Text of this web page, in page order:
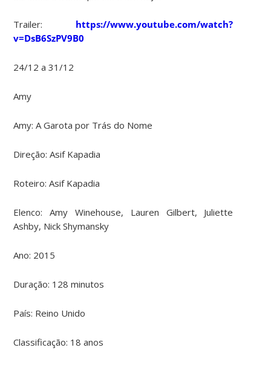
Trailer: https://www.youtube.com/watch?
v=DsB6SzPV9B0
24/12 a 31/12
Amy
Amy: A Garota por Trás do Nome
Direção: Asif Kapadia
Roteiro: Asif Kapadia
Elenco:
Amy Winehouse, Lauren Gilbert, Juliette
Ashby, Nick Shymansky
Ano: 2015
Duração: 128 minutos
País: Reino Unido
Classificação: 18 anos